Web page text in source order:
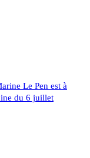
Le Pen est à
du 6 juillet